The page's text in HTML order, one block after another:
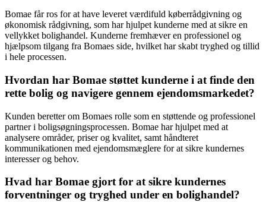
Bomae får ros for at have leveret værdifuld køberrådgivning og
økonomisk rådgivning, som har hjulpet kunderne med at sikre en
vellykket bolighandel. Kunderne fremhæver en professionel og
hjælpsom tilgang fra Bomaes side, hvilket har skabt tryghed og tillid
i hele processen.
Hvordan har Bomae støttet kunderne i at finde den
rette bolig og navigere gennem ejendomsmarkedet?
Kunden beretter om Bomaes rolle som en støttende og professionel
partner i boligsøgningsprocessen. Bomae har hjulpet med at
analysere områder, priser og kvalitet, samt håndteret
kommunikationen med ejendomsmæglere for at sikre kundernes
interesser og behov.
Hvad har Bomae gjort for at sikre kundernes
forventninger og tryghed under en bolighandel?